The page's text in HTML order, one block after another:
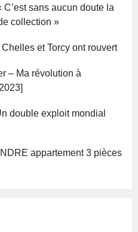
sans aucun doute la
collection »
et Torcy ont rouvert
– Ma révolution à
double exploit mondial
appartement 3 pièces